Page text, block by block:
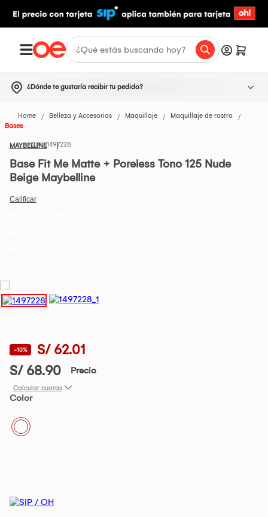
¿Dónde te gustaría recibir tu pedido?
Home Belleza y Accesorios Maquillaje
Maquillaje de rostro
Bases
MAYBELLINE1497228
Base Fit Me Matte + Poreless Tono 125 Nude
Beige Maybelline
-10%
S/ 62.01
S/ 68.90
Precio
Calcular cuotas
Color